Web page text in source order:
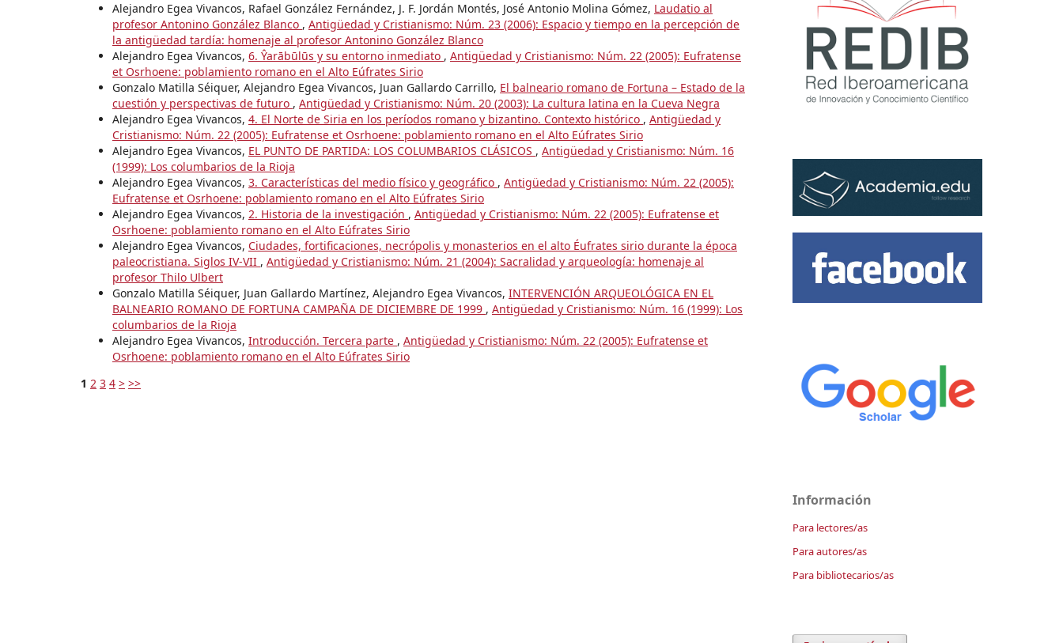
Alejandro Egea Vivancos, Rafael González Fernández, J. F. Jordán Montés, José Antonio Molina Gómez, Laudatio al
profesor Antonino González Blanco , Antigüedad y Cristianismo: Núm. 23 (2006): Espacio y tiempo en la percepción de
la antigüedad tardía: homenaje al profesor Antonino González Blanco
Alejandro Egea Vivancos, 6. Ŷarābūlūs y su entorno inmediato , Antigüedad y Cristianismo: Núm. 22 (2005): Eufratense
et Osrhoene: poblamiento romano en el Alto Eúfrates Sirio
Gonzalo Matilla Séiquer, Alejandro Egea Vivancos, Juan Gallardo Carrillo, El balneario romano de Fortuna – Estado de la
cuestión y perspectivas de futuro , Antigüedad y Cristianismo: Núm. 20 (2003): La cultura latina en la Cueva Negra
Alejandro Egea Vivancos, 4. El Norte de Siria en los períodos romano y bizantino. Contexto histórico , Antigüedad y
Cristianismo: Núm. 22 (2005): Eufratense et Osrhoene: poblamiento romano en el Alto Eúfrates Sirio
Alejandro Egea Vivancos, EL PUNTO DE PARTIDA: LOS COLUMBARIOS CLÁSICOS , Antigüedad y Cristianismo: Núm. 16
(1999): Los columbarios de la Rioja
Alejandro Egea Vivancos, 3. Características del medio físico y geográfico , Antigüedad y Cristianismo: Núm. 22 (2005):
Eufratense et Osrhoene: poblamiento romano en el Alto Eúfrates Sirio
Alejandro Egea Vivancos, 2. Historia de la investigación , Antigüedad y Cristianismo: Núm. 22 (2005): Eufratense et
Osrhoene: poblamiento romano en el Alto Eúfrates Sirio
Alejandro Egea Vivancos, Ciudades, fortificaciones, necrópolis y monasterios en el alto Éufrates sirio durante la época
paleocristiana. Siglos IV-VII , Antigüedad y Cristianismo: Núm. 21 (2004): Sacralidad y arqueología: homenaje al
profesor Thilo Ulbert
Gonzalo Matilla Séiquer, Juan Gallardo Martínez, Alejandro Egea Vivancos, INTERVENCIÓN ARQUEOLÓGICA EN EL
BALNEARIO ROMANO DE FORTUNA CAMPAÑA DE DICIEMBRE DE 1999 , Antigüedad y Cristianismo: Núm. 16 (1999): Los
columbarios de la Rioja
Alejandro Egea Vivancos, Introducción. Tercera parte , Antigüedad y Cristianismo: Núm. 22 (2005): Eufratense et
Osrhoene: poblamiento romano en el Alto Eúfrates Sirio
1 2 3 4 > >>
Información
Para lectores/as
Para autores/as
Para bibliotecarios/as